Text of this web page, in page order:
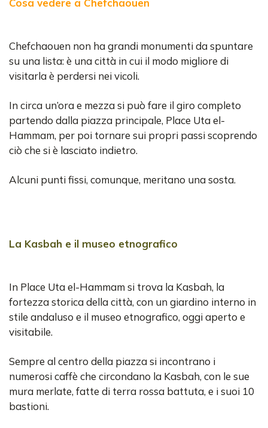
Chefchaouen non ha grandi monumenti da spuntare
su una lista: è una città in cui il modo migliore di
visitarla è perdersi nei vicoli.
In circa un’ora e mezza si può fare il giro completo
partendo dalla piazza principale, Place Uta el-
Hammam, per poi tornare sui propri passi scoprendo
ciò che si è lasciato indietro.
Alcuni punti fissi, comunque, meritano una sosta.
La Kasbah e il museo etnografico
In Place Uta el-Hammam si trova la Kasbah, la
fortezza storica della città, con un giardino interno in
stile andaluso e il museo etnografico, oggi aperto e
visitabile.
Sempre al centro della piazza si incontrano i
numerosi caffè che circondano la Kasbah, con le sue
mura merlate, fatte di terra rossa battuta, e i suoi 10
bastioni.